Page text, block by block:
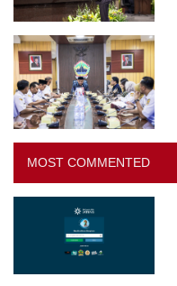
MOST COMMENTED